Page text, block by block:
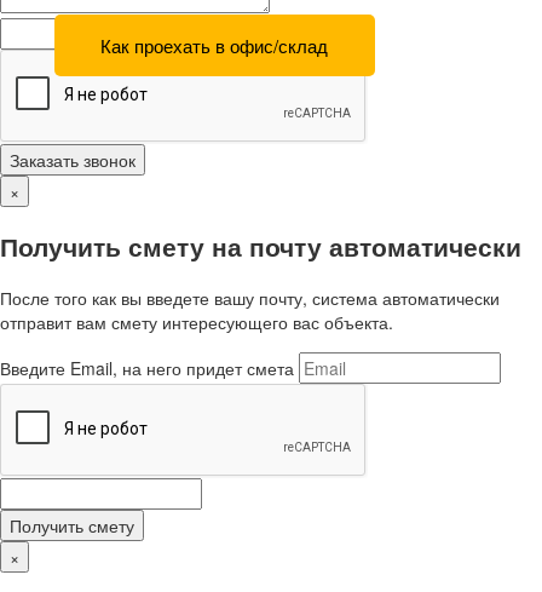
Как проехать в офис/склад
Заказать звонок
×
Получить смету на почту автоматически
После того как вы введете вашу почту, система автоматически
отправит вам смету интересующего вас объекта.
Введите Email, на него придет смета
Получить смету
×